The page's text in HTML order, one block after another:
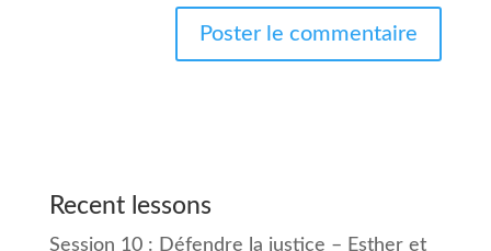
Recent lessons
Session 10 : Défendre la justice – Esther et